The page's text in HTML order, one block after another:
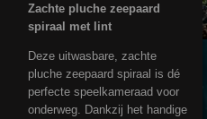
Zachte pluche zeepaard
spiraal met lint
Deze uitwasbare, zachte
pluche zeepaard spiraal is dé
perfecte speelkameraad voor
onderweg. Dankzij het handige